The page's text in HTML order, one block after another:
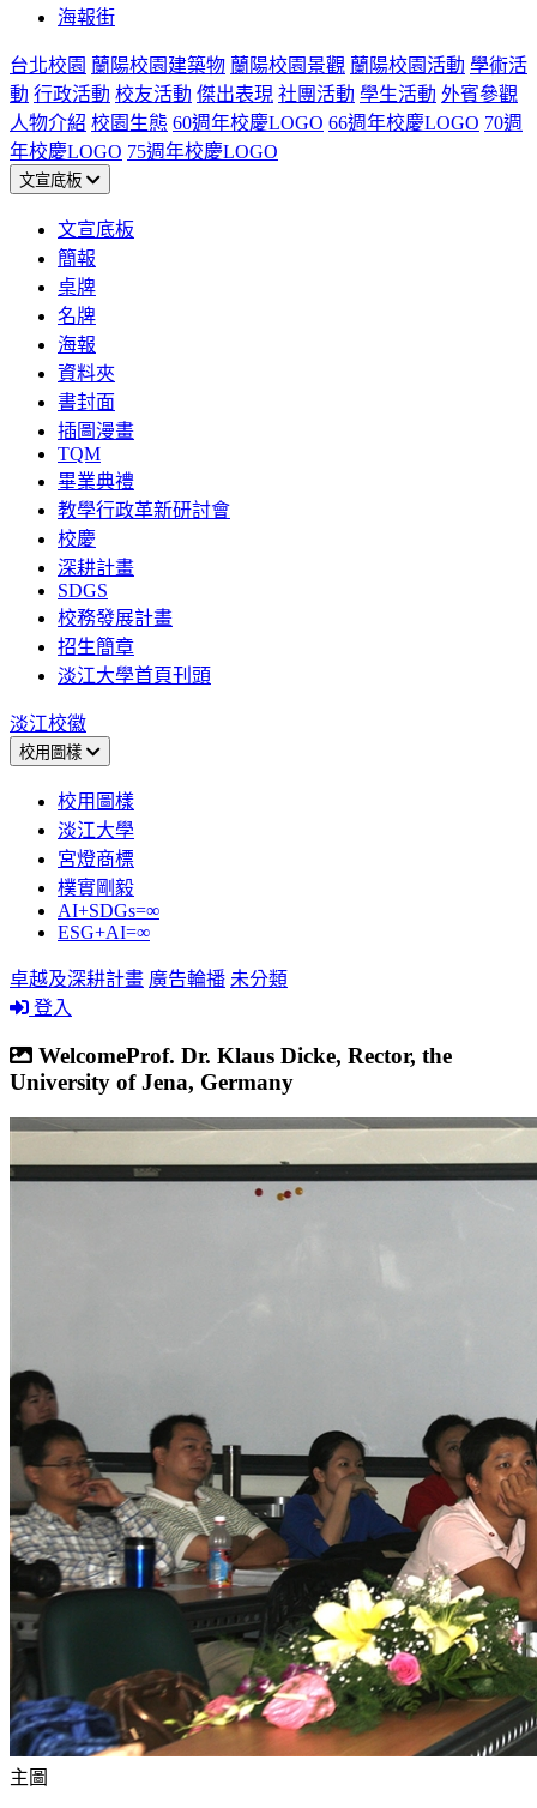
海報街
台北校園 蘭陽校園建築物 蘭陽校園景觀 蘭陽校園活動 學術活
動 行政活動 校友活動 傑出表現 社團活動 學生活動 外賓參觀
人物介紹 校園生態 60週年校慶LOGO 66週年校慶LOGO 70週
年校慶LOGO 75週年校慶LOGO
文宣底板
文宣底板
簡報
桌牌
名牌
海報
資料夾
書封面
插圖漫畫
TQM
畢業典禮
教學行政革新研討會
校慶
深耕計畫
SDGS
校務發展計畫
招生簡章
淡江大學首頁刊頭
淡江校徽
校用圖樣
校用圖樣
淡江大學
宮燈商標
樸實剛毅
AI+SDGs=∞
ESG+AI=∞
卓越及深耕計畫 廣告輪播 未分類
登入
WelcomeProf. Dr. Klaus Dicke, Rector, the
University of Jena, Germany
主圖